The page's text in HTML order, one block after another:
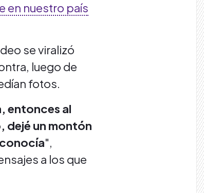
en nuestro país
se viralizó
luego de
fotos.
entonces al
dejé un montón
",
a los que